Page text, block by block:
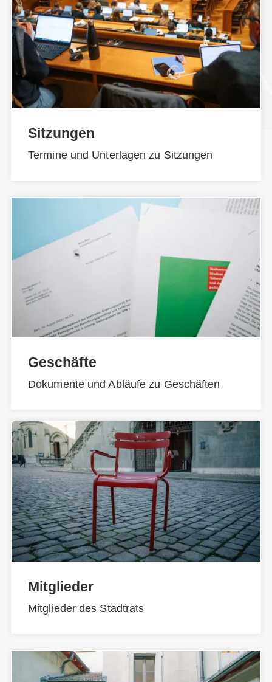
Sitzungen
Termine und Unterlagen zu Sitzungen
Geschäfte
Dokumente und Abläufe zu Geschäften
Mitglieder
Mitglieder des Stadtrats